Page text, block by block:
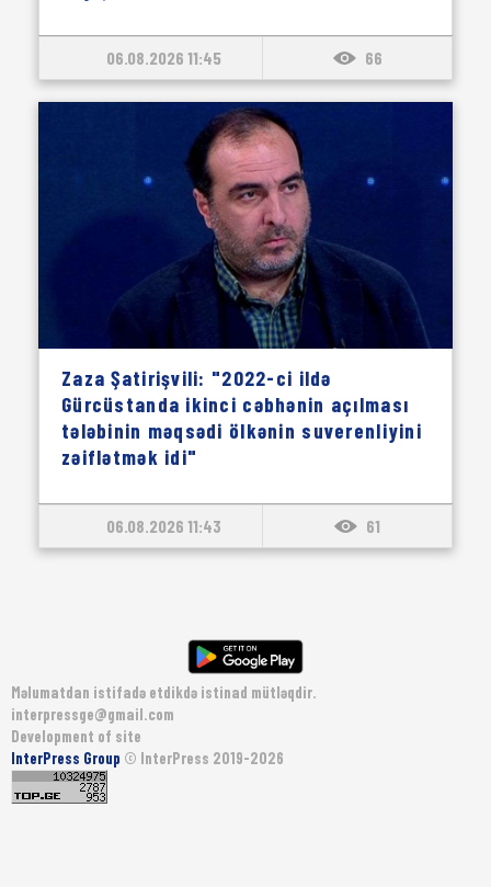
06.08.2026 11:45 66
Zaza Şatirişvili: "2022-ci ildə
Gürcüstanda ikinci cəbhənin açılması
tələbinin məqsədi ölkənin suverenliyini
zəiflətmək idi"
06.08.2026 11:43 61
Məlumatdan istifadə etdikdə istinad mütləqdir.
interpressge@gmail.com
Development of site
InterPress Group © InterPress 2019-2026